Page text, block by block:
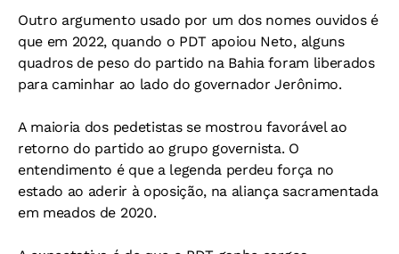
Outro argumento usado por um dos nomes ouvidos é
que em 2022, quando o PDT apoiou Neto, alguns
quadros de peso do partido na Bahia foram liberados
para caminhar ao lado do governador Jerônimo.
A maioria dos pedetistas se mostrou favorável ao
retorno do partido ao grupo governista. O
entendimento é que a legenda perdeu força no
estado ao aderir à oposição, na aliança sacramentada
em meados de 2020.